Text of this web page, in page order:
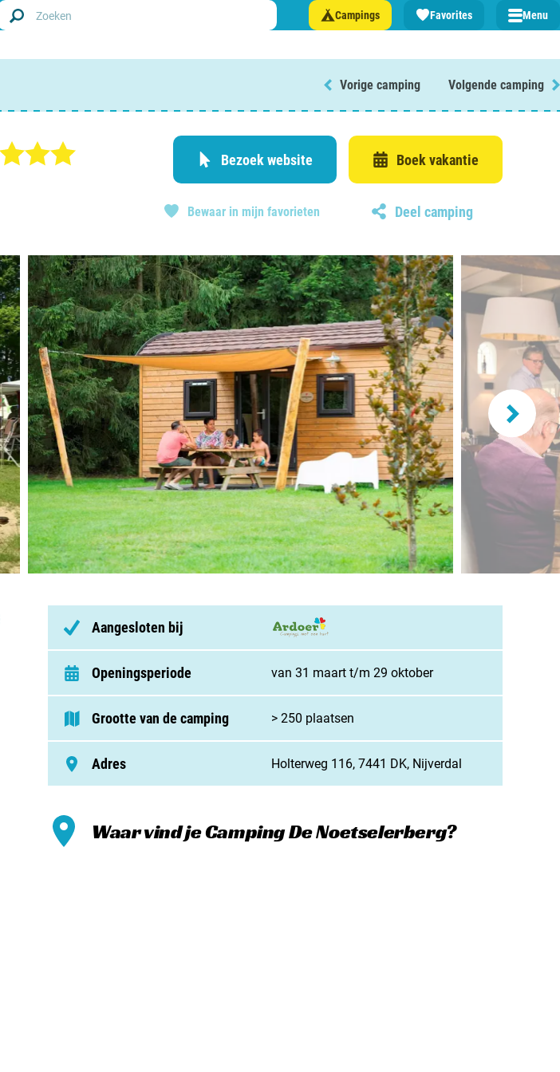
Campings Favorites Menu
Nederland
Begië
Luxemburg
Frankrijk
Zwitserland
informatie over …
Nederland
België
Luxemburg
Frankrijk
Zwitserland
Nieuws / blog
Meld mijn camping aan
Contact opnemen
Vorige camping Volgende camping
Bezoek website Boek vakantie
Bewaar in mijn favorieten Deel camping
Aangesloten bij
Openingsperiode van 31 maart t/m 29 oktober
Grootte van de camping > 250 plaatsen
Adres Holterweg 116, 7441 DK, Nijverdal
Waar vind je Camping De Noetselerberg?